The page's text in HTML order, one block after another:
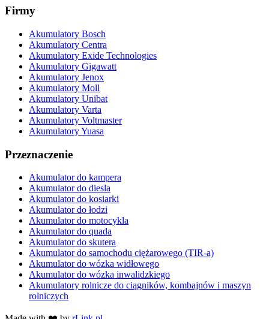
Firmy
Akumulatory Bosch
Akumulatory Centra
Akumulatory Exide Technologies
Akumulatory Gigawatt
Akumulatory Jenox
Akumulatory Moll
Akumulatory Unibat
Akumulatory Varta
Akumulatory Voltmaster
Akumulatory Yuasa
Przeznaczenie
Akumulator do kampera
Akumulator do diesla
Akumulator do kosiarki
Akumulator do łodzi
Akumulator do motocykla
Akumulator do quada
Akumulator do skutera
Akumulator do samochodu ciężarowego (TIR-a)
Akumulator do wózka widłowego
Akumulator do wózka inwalidzkiego
Akumulatory rolnicze do ciągników, kombajnów i maszyn
rolniczych